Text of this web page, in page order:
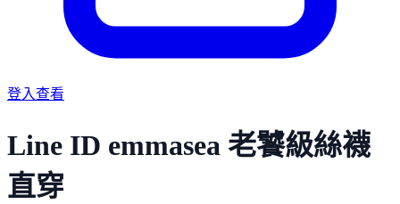
登入查看
Line ID emmasea 老饕級絲襪
直穿